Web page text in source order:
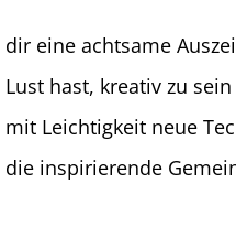
dir eine achtsame
Lust hast, kreativ zu
mit Leichtigkeit neue
die inspirierende